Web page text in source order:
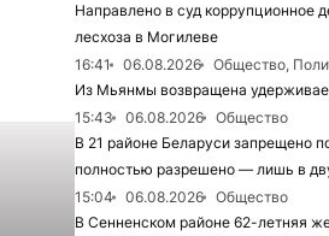
Направлено в суд коррупционное
лесхоза в Могилеве
16:41
06.08.2026
Общество,
Из Мьянмы возвращена
15:43
06.08.2026
Общество
В 21 районе Беларуси запрещено
полностью разрешено — лишь в
15:04
06.08.2026
Общество
В Сенненском районе 62-летняя